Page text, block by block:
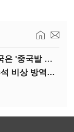
세계성장률 상향 조정했지만…한국은 '중국발 살얼음판'
아프리카돼지열병 올해만 9건…추석 비상 방역에 '총력'